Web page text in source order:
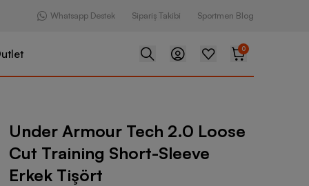
Whatsapp Destek Sipariş Takibi Sportmen Blog
0
Tech 2.0 Loose Cut Training Short-Sleeve Erkek Tişört
Under Armour Tech 2.0 Loose
Cut Training Short-Sleeve
Erkek Tişört